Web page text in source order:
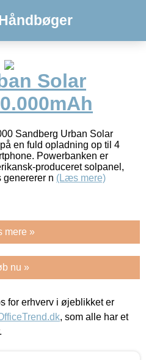
Solar
Sandberg Urban Solar
en fuld opladning op til 4
Powerbanken er
produceret solpanel,
genererer n (Læs mere)
mere »
nu »
for erhverv i øjeblikket er
, som alle har et